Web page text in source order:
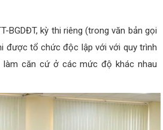
BGDĐT, kỳ thi riêng (trong văn bản gọi
được tổ chức độc lập với với quy trình
làm căn cứ ở các mức độ khác nhau